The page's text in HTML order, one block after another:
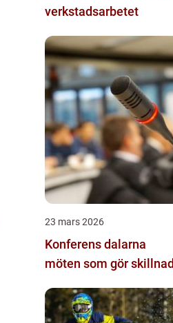
verkstadsarbetet
23 mars 2026
Konferens dalarna
möten som gör skillnad